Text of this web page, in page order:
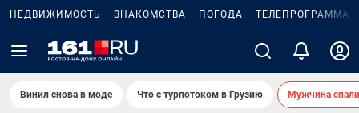
НЕДВИЖИМОСТЬ ЗНАКОМСТВА ПОГОДА ТЕЛЕПРОГРАММА
Винил снова в моде Что с турпотоком в Грузию Мужчина